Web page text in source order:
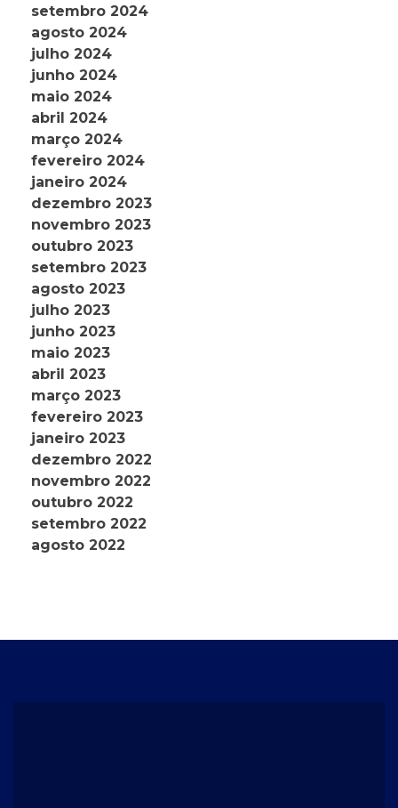
setembro 2024
agosto 2024
julho 2024
junho 2024
maio 2024
abril 2024
março 2024
fevereiro 2024
janeiro 2024
dezembro 2023
novembro 2023
outubro 2023
setembro 2023
agosto 2023
julho 2023
junho 2023
maio 2023
abril 2023
março 2023
fevereiro 2023
janeiro 2023
dezembro 2022
novembro 2022
outubro 2022
setembro 2022
agosto 2022